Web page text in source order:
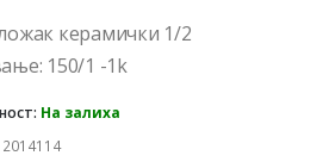
was:
240.00 ден.
керамички 1/2
150/1 -1k
На залиха
2014114